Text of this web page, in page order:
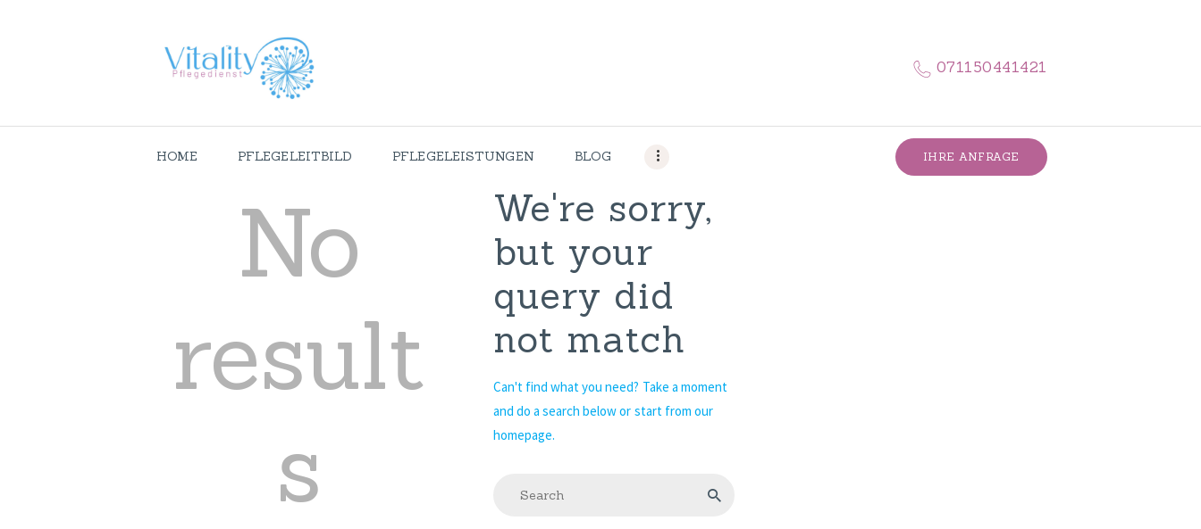
071150441421
HOME PFLEGELEITBILD PFLEGELEISTUNGEN BLOG IHRE ANFRAGE
PFLEGELEISTU
NGEN
BLOG
STELLENANGE
BOTE
KONTAKT
No
result
s
We're sorry,
but your
query did
not match
Can't find what you need? Take a moment
and do a search below or start from our
homepage.